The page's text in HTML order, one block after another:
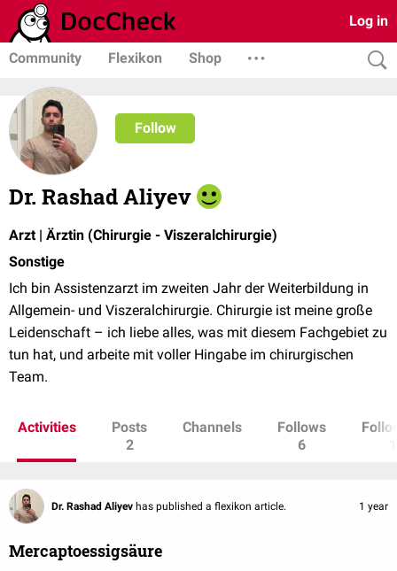
Log in
Community Flexikon Shop
Follow
Dr. Rashad Aliyev
Arzt | Ärztin (Chirurgie - Viszeralchirurgie)
Sonstige
Ich bin Assistenzarzt im zweiten Jahr der Weiterbildung in
Allgemein- und Viszeralchirurgie. Chirurgie ist meine große
Leidenschaft – ich liebe alles, was mit diesem Fachgebiet zu
tun hat, und arbeite mit voller Hingabe im chirurgischen
Team.
Activities
Posts
2
Channels
Follows
6
Dr. Rashad Aliyev has published a flexikon article. 1 year
Mercaptoessigsäure